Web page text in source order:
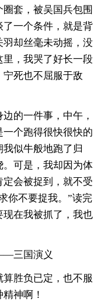
套，被吴国兵包围
一个条件，就是背
却丝毫未动摇，没
，我哭了好长一段
死也不屈服于敌
的一件事，中午，
个跑得很快很快的
似牛般地跑了归
可是，我却因为体
会被捉到，就不受
你不要捉我。”读完
在我被抓了，我也
三国演义
胜负已定，也不服
神啊！